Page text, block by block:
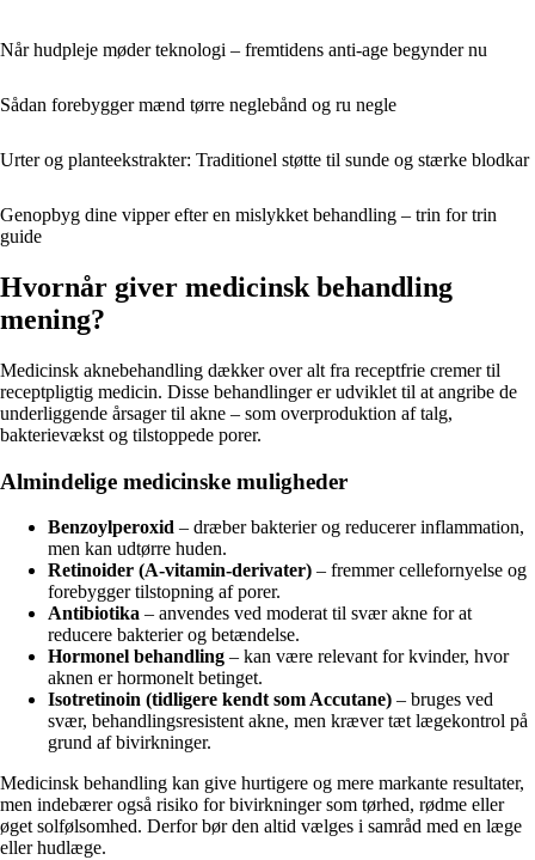
Når hudpleje møder teknologi – fremtidens anti-age begynder nu
Sådan forebygger mænd tørre neglebånd og ru negle
Urter og planteekstrakter: Traditionel støtte til sunde og stærke blodkar
Genopbyg dine vipper efter en mislykket behandling – trin for trin
guide
Hvornår giver medicinsk behandling
mening?
Medicinsk aknebehandling dækker over alt fra receptfrie cremer til
receptpligtig medicin. Disse behandlinger er udviklet til at angribe de
underliggende årsager til akne – som overproduktion af talg,
bakterievækst og tilstoppede porer.
Almindelige medicinske muligheder
Benzoylperoxid – dræber bakterier og reducerer inflammation,
men kan udtørre huden.
Retinoider (A-vitamin-derivater) – fremmer cellefornyelse og
forebygger tilstopning af porer.
Antibiotika – anvendes ved moderat til svær akne for at
reducere bakterier og betændelse.
Hormonel behandling – kan være relevant for kvinder, hvor
aknen er hormonelt betinget.
Isotretinoin (tidligere kendt som Accutane) – bruges ved
svær, behandlingsresistent akne, men kræver tæt lægekontrol på
grund af bivirkninger.
Medicinsk behandling kan give hurtigere og mere markante resultater,
men indebærer også risiko for bivirkninger som tørhed, rødme eller
øget solfølsomhed. Derfor bør den altid vælges i samråd med en læge
eller hudlæge.